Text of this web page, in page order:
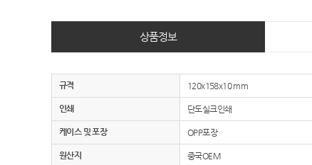
상품정보
규격 120x158x10 mm
인쇄 단도실크인쇄
케이스 및 포장 OPP포장
원산지 중국OEM